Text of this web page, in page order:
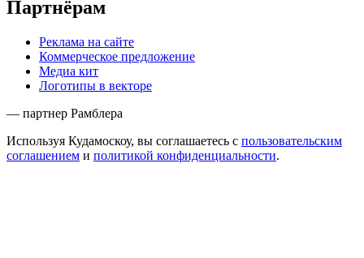
Партнёрам
Реклама на сайте
Коммерческое предложение
Медиа кит
Логотипы в векторе
— партнер Рамблера
Используя Кудамоскоу, вы соглашаетесь с пользовательским
соглашением и политикой конфиденциальности.